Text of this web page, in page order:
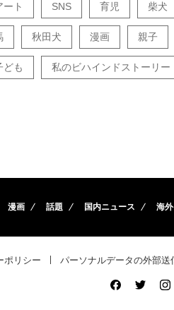
ート SNS 育児 柴犬
秋田犬 漫画 親子
ども 私のビハインドストーリー
漫画 話題 国内ニュース 海
ポリシー パーソナルデータの外部送